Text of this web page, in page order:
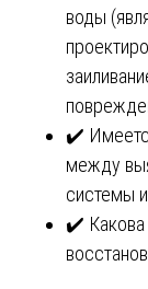
воды
✔️
между
системы
✔️ Какова